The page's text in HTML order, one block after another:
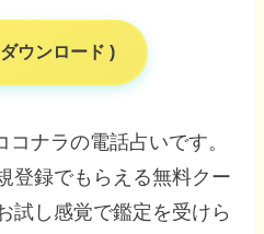
ウンロード )
ナラの電話占いです。
登録でもらえる無料クー
試し感覚で鑑定を受けら